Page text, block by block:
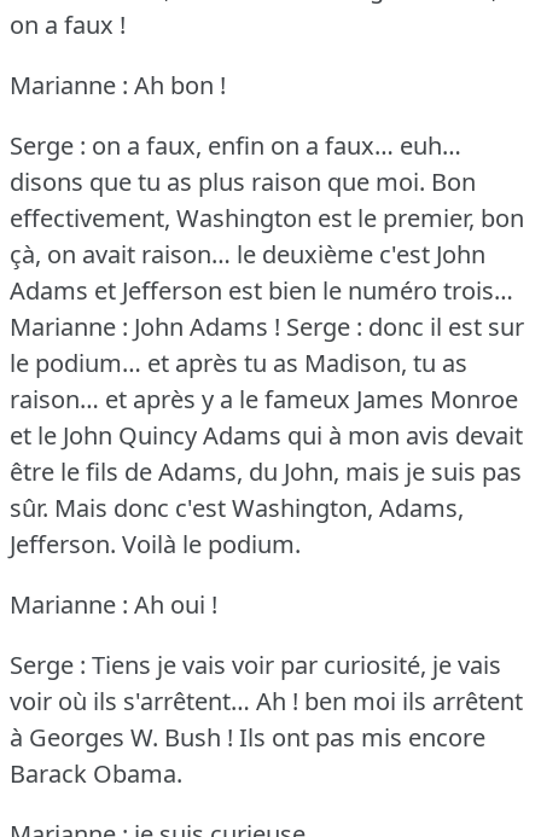
on a faux !
Marianne : Ah bon !
Serge : on a faux, enfin on a faux… euh…
disons que tu as plus raison que moi. Bon
effectivement, Washington est le premier, bon
çà, on avait raison… le deuxième c'est John
Adams et Jefferson est bien le numéro trois…
Marianne : John Adams ! Serge : donc il est sur
le podium… et après tu as Madison, tu as
raison… et après y a le fameux James Monroe
et le John Quincy Adams qui à mon avis devait
être le fils de Adams, du John, mais je suis pas
sûr. Mais donc c'est Washington, Adams,
Jefferson. Voilà le podium.
Marianne : Ah oui !
Serge : Tiens je vais voir par curiosité, je vais
voir où ils s'arrêtent… Ah ! ben moi ils arrêtent
à Georges W. Bush ! Ils ont pas mis encore
Barack Obama.